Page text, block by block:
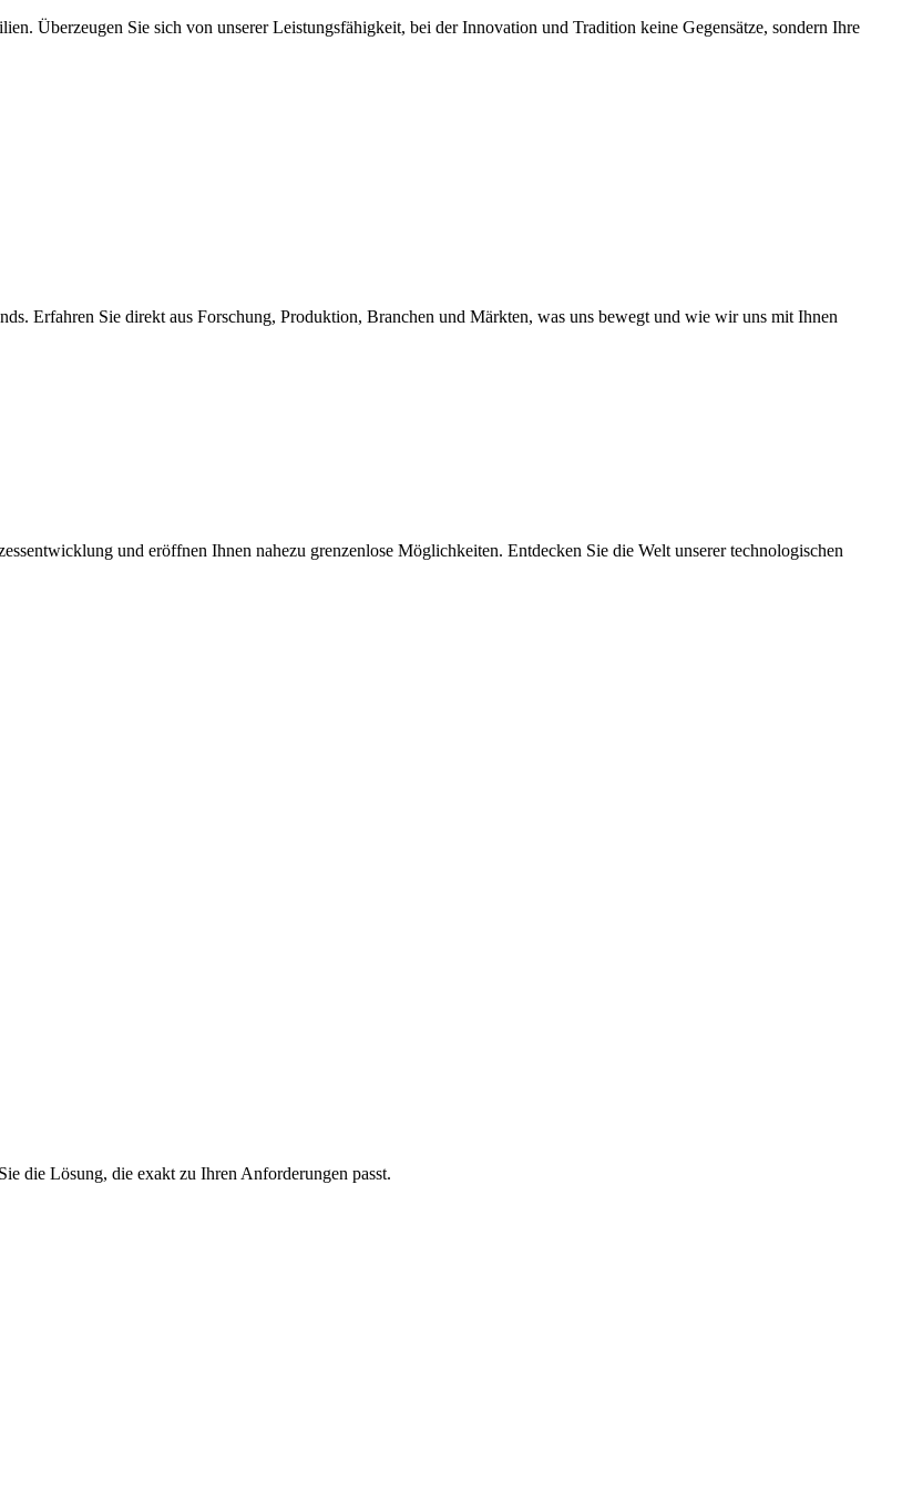
Überzeugen Sie sich von unserer Leistungsfähigkeit, bei der Innovation und Tradition keine Gegensätze, sondern Ihre
Erfahren Sie direkt aus Forschung, Produktion, Branchen und Märkten, was uns bewegt und wie wir uns mit Ihnen
und eröffnen Ihnen nahezu grenzenlose Möglichkeiten. Entdecken Sie die Welt unserer technologischen
die Lösung, die exakt zu Ihren Anforderungen passt.